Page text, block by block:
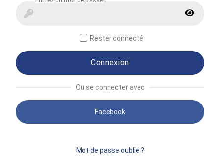
Rester connecté
Connexion
Ou se connecter avec
Facebook
Mot de passe oublié ?